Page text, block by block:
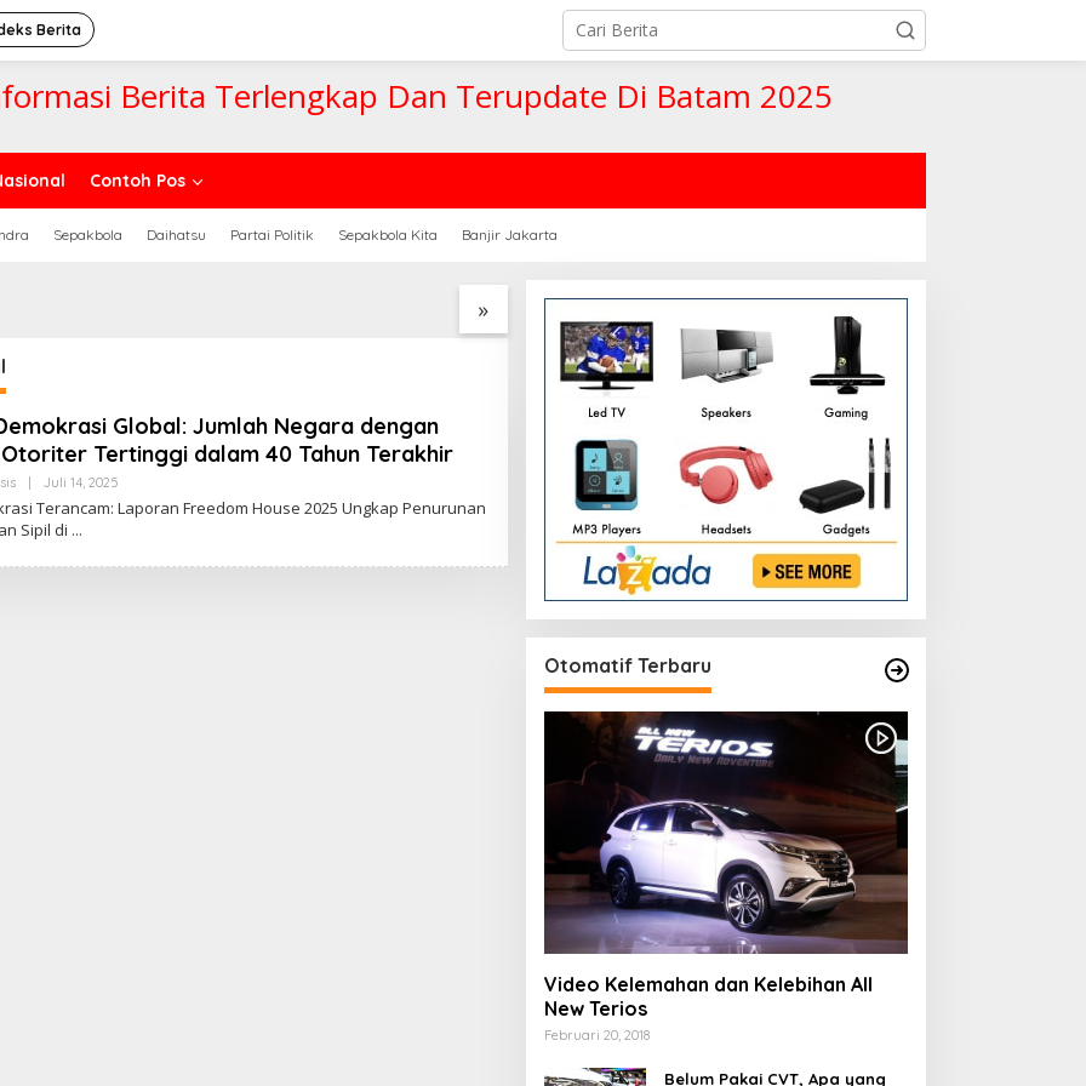
Berita
Berita Terlengkap Dan Terupdate Di Batam 2025
Contoh Pos
Sepakbola Daihatsu Partai Politik Sepakbola Kita Banjir Jakarta
»
Futsal Antar
Suporter Bola Nyamar Jadi
Klub Arab Saudi Rekrut
Sepakbola Dunia
Champions 2025!”
Global: Jumlah Negara dengan
Tertinggi dalam 40 Tahun Terakhir
Juli 14, 2025Oleh
Terancam: Laporan Freedom House 2025 Ungkap Penurunan
Sipil di
Otomatif Terbaru
Video Kelemahan dan Kelebihan All
New Terios
Februari 20, 2018
Belum Pakai CVT, Apa yang